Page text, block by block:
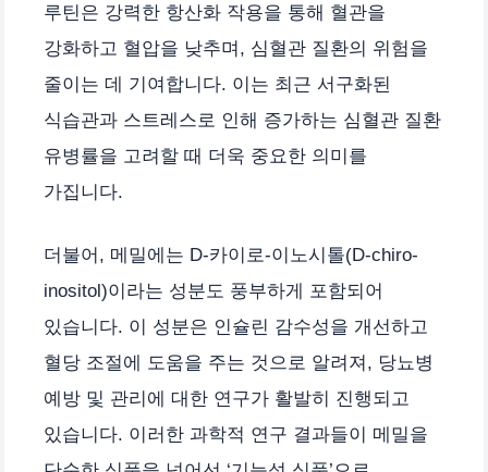
루틴은 강력한 항산화 작용을 통해 혈관을
강화하고 혈압을 낮추며, 심혈관 질환의 위험을
줄이는 데 기여합니다. 이는 최근 서구화된
식습관과 스트레스로 인해 증가하는 심혈관 질환
유병률을 고려할 때 더욱 중요한 의미를
가집니다.
더불어, 메밀에는 D-카이로-이노시톨(D-chiro-
inositol)이라는 성분도 풍부하게 포함되어
있습니다. 이 성분은 인슐린 감수성을 개선하고
혈당 조절에 도움을 주는 것으로 알려져, 당뇨병
예방 및 관리에 대한 연구가 활발히 진행되고
있습니다. 이러한 과학적 연구 결과들이 메밀을